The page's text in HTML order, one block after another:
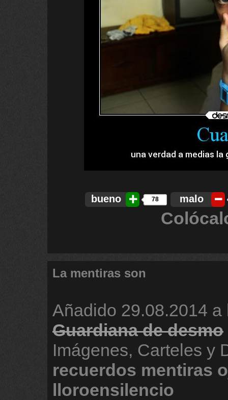
bueno 78 malo
La mentiras son
Añadido 29.08.2014 a
Guardiana de desmo
Imágenes, Carteles y
recuerdos mentiras
lloroensilencio